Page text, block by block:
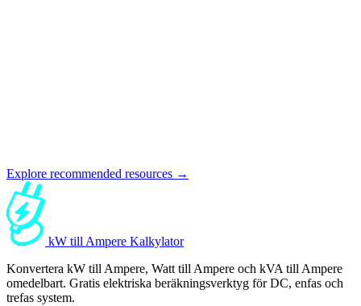
Explore recommended resources →
kW till Ampere Kalkylator
Konvertera kW till Ampere, Watt till Ampere och kVA till Ampere
omedelbart. Gratis elektriska beräkningsverktyg för DC, enfas och
trefas system.